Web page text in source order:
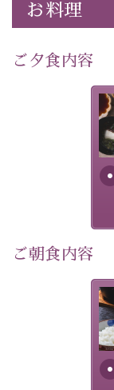
七色に移ろう「
体験もお楽しみ
この一年限りの
-----------【安心
個室料亭、貸切
・1,500円分館
・水墨画巡りの
・記念写真＆
ド】プレゼント
お料理
ご夕食内容
美
ご朝食内容